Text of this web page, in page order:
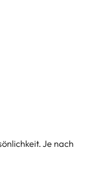
Je nach